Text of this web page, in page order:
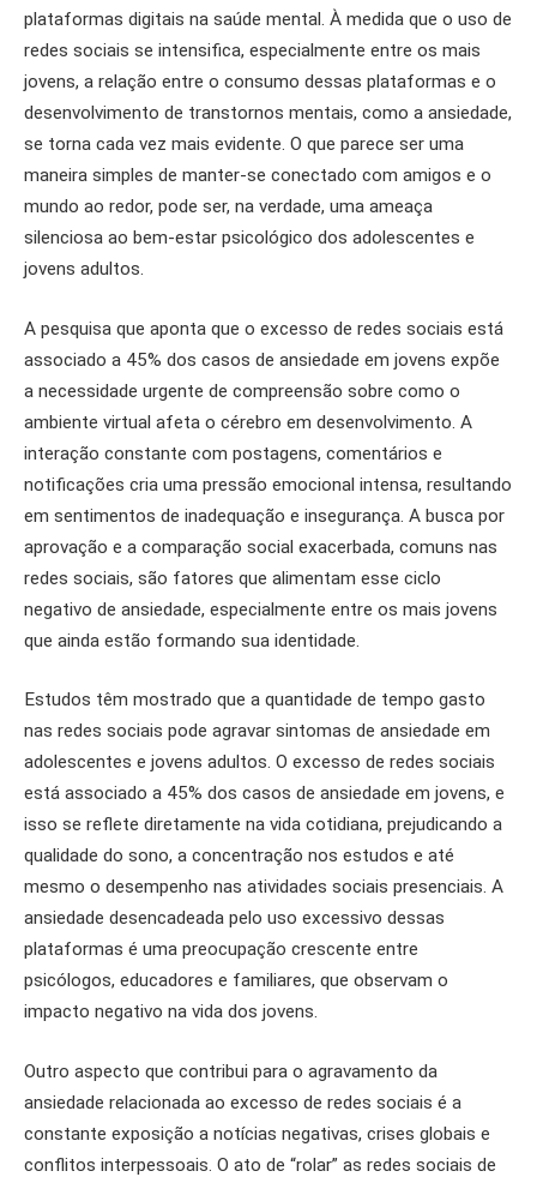
plataformas digitais na saúde mental. À medida que o uso de
redes sociais se intensifica, especialmente entre os mais
jovens, a relação entre o consumo dessas plataformas e o
desenvolvimento de transtornos mentais, como a ansiedade,
se torna cada vez mais evidente. O que parece ser uma
maneira simples de manter-se conectado com amigos e o
mundo ao redor, pode ser, na verdade, uma ameaça
silenciosa ao bem-estar psicológico dos adolescentes e
jovens adultos.
A pesquisa que aponta que o excesso de redes sociais está
associado a 45% dos casos de ansiedade em jovens expõe
a necessidade urgente de compreensão sobre como o
ambiente virtual afeta o cérebro em desenvolvimento. A
interação constante com postagens, comentários e
notificações cria uma pressão emocional intensa, resultando
em sentimentos de inadequação e insegurança. A busca por
aprovação e a comparação social exacerbada, comuns nas
redes sociais, são fatores que alimentam esse ciclo
negativo de ansiedade, especialmente entre os mais jovens
que ainda estão formando sua identidade.
Estudos têm mostrado que a quantidade de tempo gasto
nas redes sociais pode agravar sintomas de ansiedade em
adolescentes e jovens adultos. O excesso de redes sociais
está associado a 45% dos casos de ansiedade em jovens, e
isso se reflete diretamente na vida cotidiana, prejudicando a
qualidade do sono, a concentração nos estudos e até
mesmo o desempenho nas atividades sociais presenciais. A
ansiedade desencadeada pelo uso excessivo dessas
plataformas é uma preocupação crescente entre
psicólogos, educadores e familiares, que observam o
impacto negativo na vida dos jovens.
Outro aspecto que contribui para o agravamento da
ansiedade relacionada ao excesso de redes sociais é a
constante exposição a notícias negativas, crises globais e
conflitos interpessoais. O ato de “rolar” as redes sociais de